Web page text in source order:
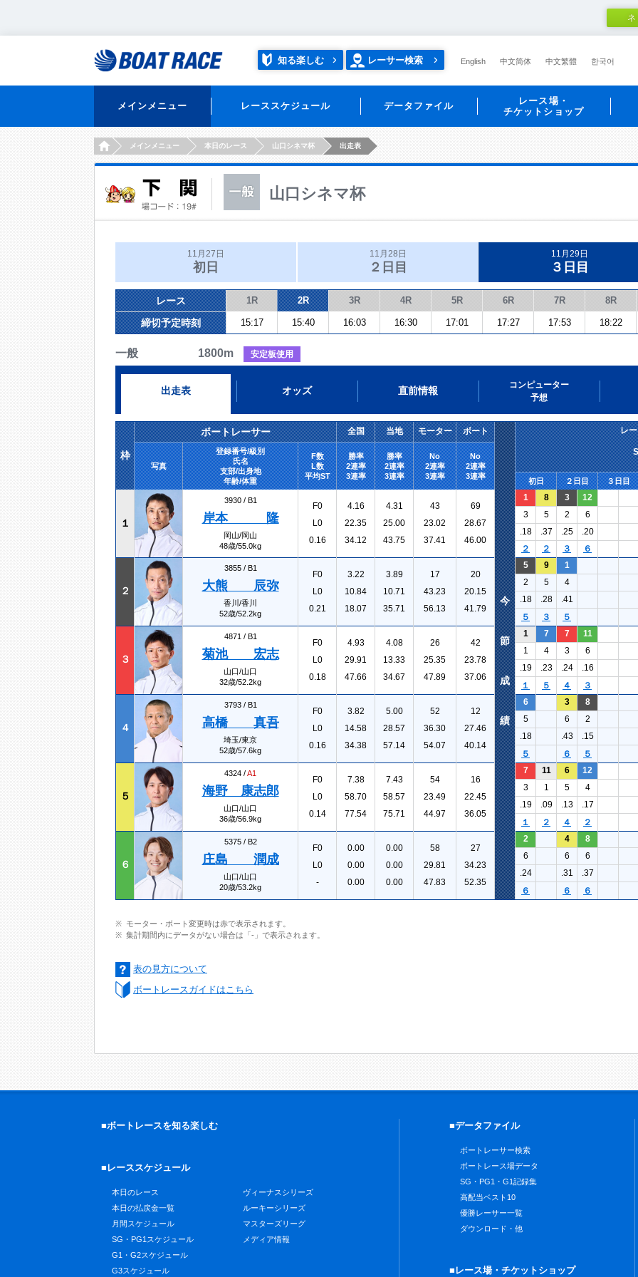
知る楽しむ レーサー検索 English 中文简体 中文繁體 한국어
メインメニュー レーススケジュール データファイル
レース場・
チケットショップ
HOMEメインメニュー 本日のレース 山口シネマ杯 出走表
山口シネマ杯
11月27日
初日
11月28日
２日目
11月29日
３日目
レース 1R 2R 3R 4R 5R 6R 7R 8R
締切予定時刻 15:17 15:40 16:03 16:30 17:01 17:27 17:53 18:22
一般 1800m 安定板使用
出走表 オッズ 直前情報
コンピューター
予想
枠
ボートレーサー 全国 当地 モーター ボート レ
写真
登録番号/級別
氏名
支部/出身地
年齢/体重
F数
L数
平均ST
勝率
2連率
3連率
勝率
2連率
3連率
No
2連率
3連率
No
2連率
3連率
初日 ２日目 ３日目
１
3930 / B1
岸本 隆
岡山/岡山
48歳/55.0kg
F0
L0
0.16
4.16
22.35
34.12
4.31
25.00
43.75
43
23.02
37.41
69
28.67
46.00
1 8 3
12
3
5 2
6
.18
.37 .25
.20
２
２ ３ ６
２
3855 / B1
大熊 辰弥
香川/香川
52歳/52.2kg
F0
L0
0.21
3.22
10.84
18.07
3.89
10.71
35.71
17
43.23
56.13
20
20.15
41.79
5 9
1
2
5
4
.18
.28
.41
５
３ ５
３
4871 / B1
菊池 宏志
山口/山口
32歳/52.2kg
F0
L0
0.18
4.93
29.91
47.66
4.08
13.33
34.67
26
25.35
47.89
42
23.78
37.06
1 7 7
11
1
4 3
6
.19
.23 .24
.16
１
５ ４ ３
４
3793 / B1
高橋 真吾
埼玉/東京
52歳/57.6kg
F0
L0
0.16
3.82
14.58
34.38
5.00
28.57
57.14
52
36.30
54.07
12
27.46
40.14
6 3
8
5
6
2
.18
.43
.15
５
６ ５
５
4324 /A1
海野 康志郎
山口/山口
36歳/56.9kg
F0
L0
0.14
7.38
58.70
77.54
7.43
58.57
75.71
54
23.49
44.97
16
22.45
36.05
7 11 6
12
3
1 5
4
.19
.09 .13
.17
１
２ ４ ２
６
5375 / B2
庄島 潤成
山口/山口
20歳/53.2kg
F0
L0
-
0.00
0.00
0.00
0.00
0.00
0.00
58
29.81
47.83
27
34.23
52.35
2 4
8
6
6
6
.24
.31
.37
６
６ ６
今
節
成
績
モーター・ボート変更時は赤で表示されます。
集計期間内にデータがない場合は「-」で表示されます。
表の見方について
ボートレースガイドはこちら
■ボートレースを知る楽しむ
■レーススケジュール
本日のレース
本日の払戻金一覧
月間スケジュール
SG・PG1スケジュール
G1・G2スケジュール
G3スケジュール
ヴィーナスシリーズ
ルーキーシリーズ
マスターズリーグ
メディア情報
■データファイル
ボートレーサー検索
ボートレース場データ
SG・PG1・G1記録集
高配当ベスト10
優勝レーサー一覧
ダウンロード・他
■レース場・チケットショップ